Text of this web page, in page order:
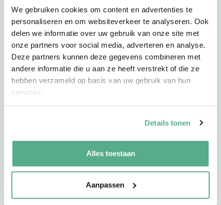
We gebruiken cookies om content en advertenties te
personaliseren en om websiteverkeer te analyseren. Ook
delen we informatie over uw gebruik van onze site met
onze partners voor social media, adverteren en analyse.
Deze partners kunnen deze gegevens combineren met
andere informatie die u aan ze heeft verstrekt of die ze
hebben verzameld op basis van uw gebruik van hun
services.
Details tonen
Alles toestaan
Aanpassen
05-11-20 Roel van Oirschot | Uncategorized
Wij bestaan vandaag 25 jaar!
NBG is jarig en viert dit jaar alweer haar 25e verjaardag! In
die 25 jaar …
Lees meer